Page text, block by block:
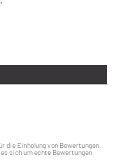
die Einholung von Bewertungen.
sich um echte Bewertungen